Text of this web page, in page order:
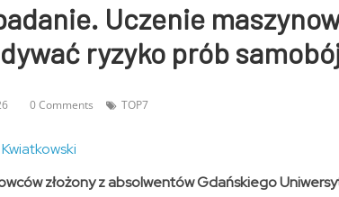
Uczenie
ryzyko prób
0 Comments TOP7
złożony z absolwentów Gdańskiego